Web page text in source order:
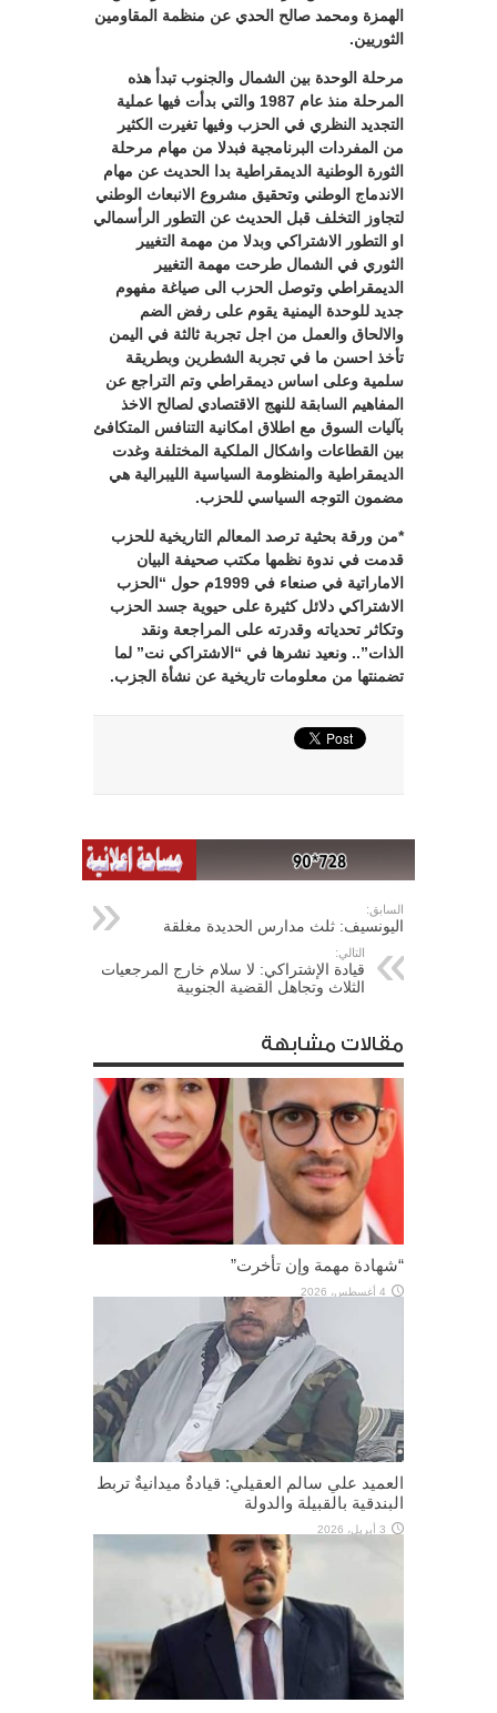
الهمزة ومحمد صالح الحدي عن منظمة المقاومين
الثوريين.
مرحلة الوحدة بين الشمال والجنوب تبدأ هذه
المرحلة منذ عام 1987 والتي بدأت فيها عملية
التجديد النظري في الحزب وفيها تغيرت الكثير
من المفردات البرنامجية فبدلا من مهام مرحلة
الثورة الوطنية الديمقراطية بدا الحديث عن مهام
الاندماج الوطني وتحقيق مشروع الانبعاث الوطني
لتجاوز التخلف قبل الحديث عن التطور الرأسمالي
او التطور الاشتراكي وبدلا من مهمة التغيير
الثوري في الشمال طرحت مهمة التغيير
الديمقراطي وتوصل الحزب الى صياغة مفهوم
جديد للوحدة اليمنية يقوم على رفض الضم
والالحاق والعمل من اجل تجربة ثالثة في اليمن
تأخذ احسن ما في تجربة الشطرين وبطريقة
سلمية وعلى اساس ديمقراطي وتم التراجع عن
المفاهيم السابقة للنهج الاقتصادي لصالح الاخذ
بآليات السوق مع اطلاق امكانية التنافس المتكافئ
بين القطاعات واشكال الملكية المختلفة وغدت
الديمقراطية والمنظومة السياسية الليبرالية هي
مضمون التوجه السياسي للحزب.
*من ورقة بحثية ترصد المعالم التاريخية للحزب
قدمت في ندوة نظمها مكتب صحيفة البيان
الاماراتية في صنعاء في 1999م حول “الحزب
الاشتراكي دلائل كثيرة على حيوية جسد الحزب
وتكاثر تحدياته وقدرته على المراجعة ونقد
الذات”.. ونعيد نشرها في “الاشتراكي نت” لما
تضمنتها من معلومات تاريخية عن نشأة الجزب.
السابق:
اليونسيف: ثلث مدارس الحديدة مغلقة
التالي:
قيادة الإشتراكي: لا سلام خارج المرجعيات
الثلاث وتجاهل القضية الجنوبية
مقالات مشابهة
“شهادة مهمة وإن تأخرت”
4 أغسطس، 2026
العميد علي سالم العقيلي: قيادةٌ ميدانيةٌ تربط
البندقية بالقبيلة والدولة
3 أبريل، 2026